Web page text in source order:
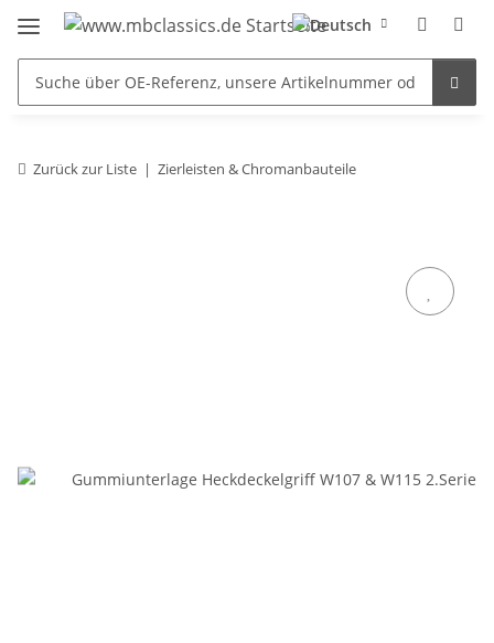
Zurück zur Liste Zierleisten & Chromanbauteile